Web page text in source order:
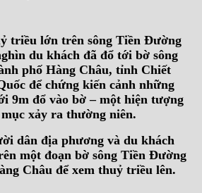
triều lớn trên sông Tiền Đường
du khách đã đổ tới bờ sông
phố Hàng Châu, tỉnh Chiết
để chứng kiến cảnh những
9m đổ vào bờ – một hiện tượng
xảy ra thường niên.
dân địa phương và du khách
một đoạn bờ sông Tiền Đường
Châu để xem thuỷ triều lên.